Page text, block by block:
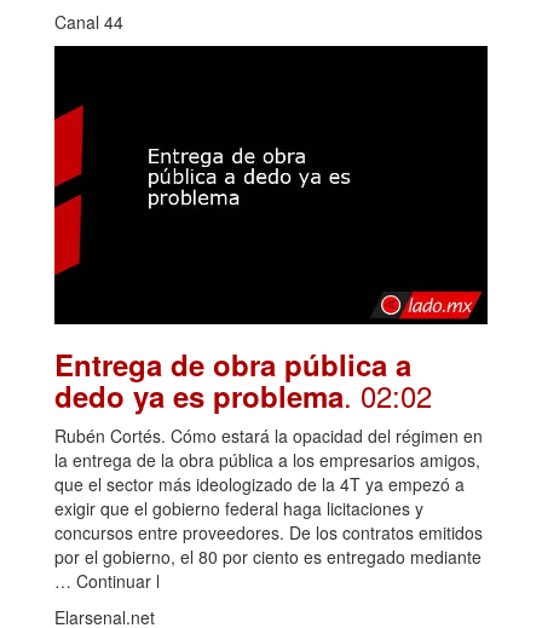
Canal 44
Entrega de obra pública a
dedo ya es problema. 02:02
Rubén Cortés. Cómo estará la opacidad del régimen en
la entrega de la obra pública a los empresarios amigos,
que el sector más ideologizado de la 4T ya empezó a
exigir que el gobierno federal haga licitaciones y
concursos entre proveedores. De los contratos emitidos
por el gobierno, el 80 por ciento es entregado mediante
… Continuar l
Elarsenal.net